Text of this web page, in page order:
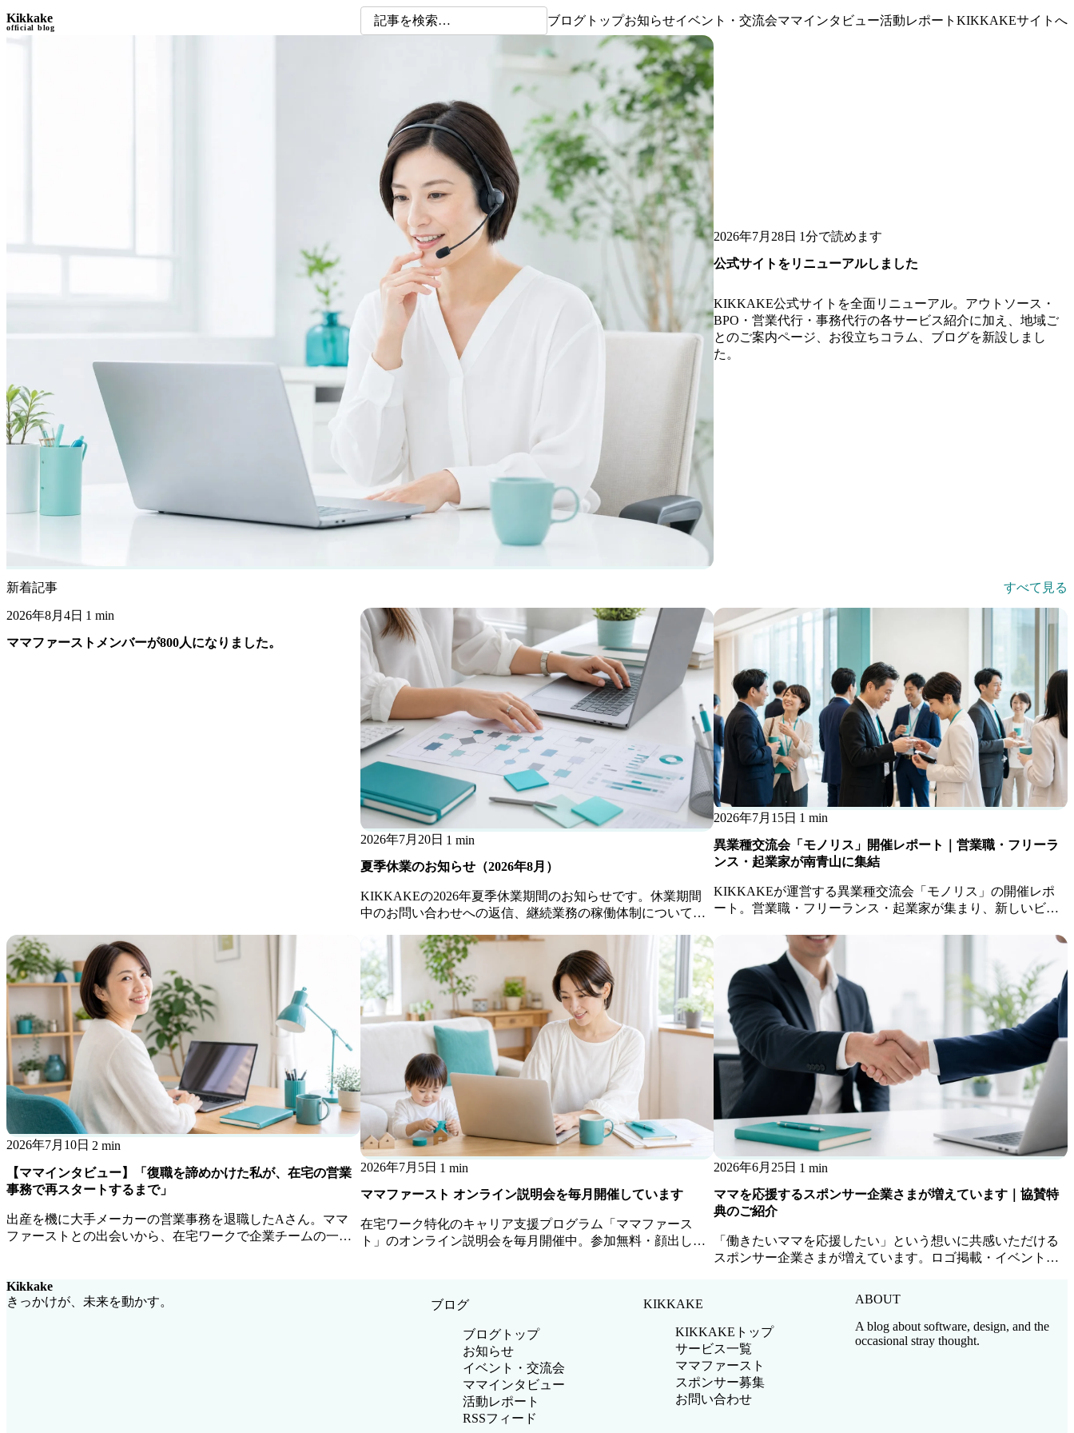
Kikkake
official blog
ブログトップお知らせイベント・交流会ママインタビュー活動レポート KIKKAKEサイトへ
2026年7月28日 1分で読めます
公式サイトをリニューアルしました
KIKKAKE公式サイトを全面リニューアル。アウトソース・
BPO・営業代行・事務代行の各サービス紹介に加え、地域ご
とのご案内ページ、お役立ちコラム、ブログを新設しまし
た。
新着記事 すべて見る
2026年8月4日 1 min
ママファーストメンバーが800人になりました。
2026年7月20日 1 min
夏季休業のお知らせ（2026年8月）
KIKKAKEの2026年夏季休業期間のお知らせです。休業期間
中のお問い合わせへの返信、継続業務の稼働体制についてご
2026年7月15日 1 min
異業種交流会「モノリス」開催レポート｜営業職・フリーラ
ンス・起業家が南青山に集結
KIKKAKEが運営する異業種交流会「モノリス」の開催レポ
ート。営業職・フリーランス・起業家が集まり、新しいビジ
2026年7月10日 2 min
【ママインタビュー】「復職を諦めかけた私が、在宅の営業
事務で再スタートするまで」
出産を機に大手メーカーの営業事務を退職したAさん。ママ
ファーストとの出会いから、在宅ワークで企業チームの一員
2026年7月5日 1 min
ママファースト オンライン説明会を毎月開催しています
在宅ワーク特化のキャリア支援プログラム「ママファース
ト」のオンライン説明会を毎月開催中。参加無料・顔出し不
2026年6月25日 1 min
ママを応援するスポンサー企業さまが増えています｜協賛特
典のご紹介
「働きたいママを応援したい」という想いに共感いただける
スポンサー企業さまが増えています。ロゴ掲載・イベント参
Kikkake
きっかけが、未来を動かす。
ブログ
ブログトップ
お知らせ
イベント・交流会
ママインタビュー
活動レポート
RSSフィード
KIKKAKE
KIKKAKEトップ
サービス一覧
ママファースト
スポンサー募集
お問い合わせ
ABOUT
A blog about software, design, and the
occasional stray thought.